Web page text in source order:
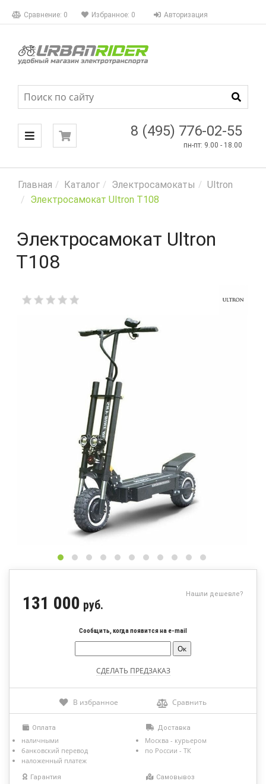
Сравнение: 0 Избранное: 0 Авторизация
8 (495) 776-02-55
пн-пт: 9.00 - 18.00
КАТАЛОГ
МЕНЮ
Главная Каталог Электросамокаты
Ultron
Электросамокат Ultron T108
Электросамокат Ultron
T108
Нашли дешевле?
131 000 руб.
Сообщить, когда появится на e-mail
В избранное Сравнить
Оплата
наличными
банковский перевод
наложенный платеж
Доставка
Москва - курьером
по России - ТК
Гарантия Самовывоз